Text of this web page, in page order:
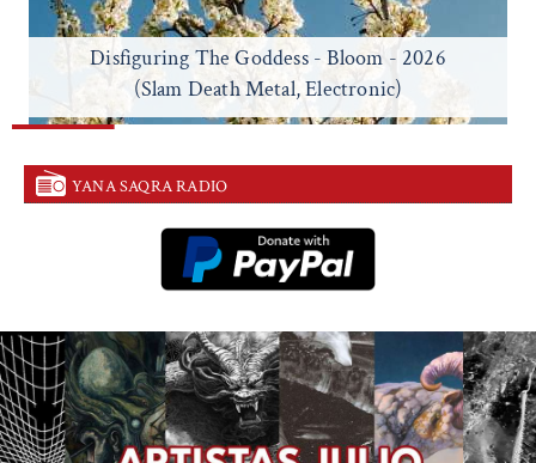
Disfiguring The Goddess - Bloom - 2026
(Slam Death Metal, Electronic)
YANA SAQRA RADIO